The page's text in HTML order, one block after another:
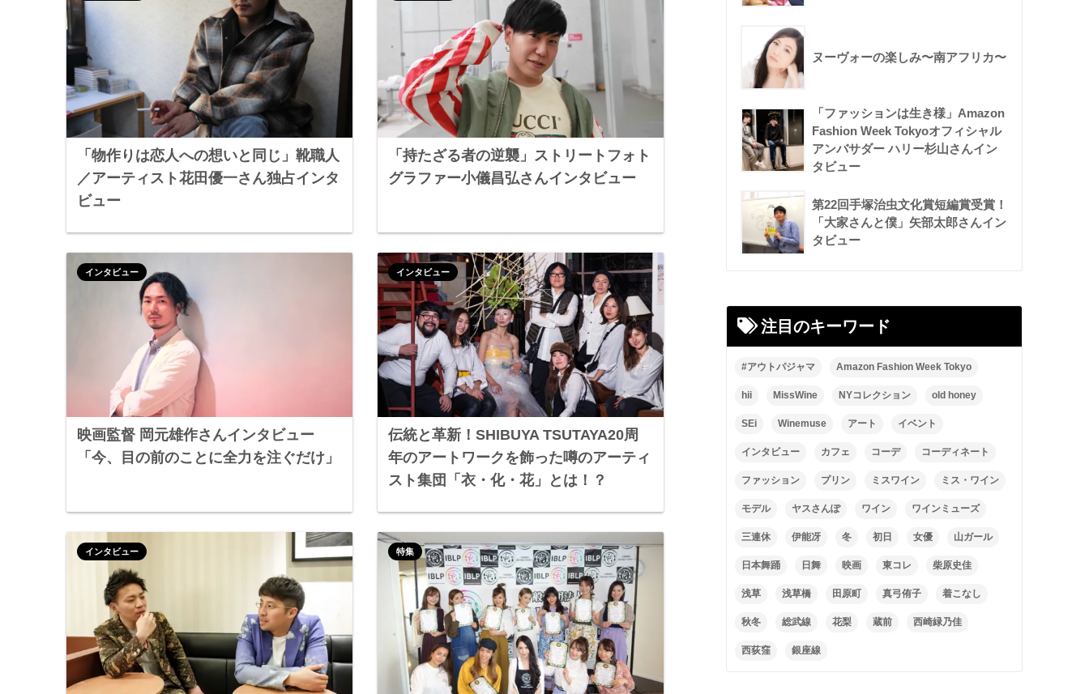
「物作りは恋人への想いと同じ」靴職人
／アーティスト花田優一さん独占インタ
ビュー
「持たざる者の逆襲」ストリートフォト
グラファー小儀昌弘さんインタビュー
映画監督 岡元雄作さんインタビュー
「今、目の前のことに全力を注ぐだけ」
インタビュー
伝統と革新！SHIBUYA TSUTAYA20周
年のアートワークを飾った噂のアーティ
スト集団「衣・化・花」とは！？
インタビュー
インタビュー 特集
ヌーヴォーの楽しみ〜南アフリカ〜
「ファッションは生き様」Amazon
Fashion Week Tokyoオフィシャル
アンバサダー ハリー杉山さんイン
タビュー
第22回手塚治虫文化賞短編賞受賞！
「大家さんと僕」矢部太郎さんイン
タビュー
注目のキーワード
#アウトパジャマ Amazon Fashion Week Tokyo
hii MissWine NYコレクション old honey
SEi Winemuse アート イベント
インタビュー カフェ コーデ コーディネート
ファッション プリン ミスワイン ミス・ワイン
モデル ヤスさんぽ ワイン ワインミューズ
三連休 伊能冴 冬 初日 女優 山ガール
日本舞踊 日舞 映画 東コレ 柴原史佳
浅草 浅草橋 田原町 真弓侑子 着こなし
秋冬 総武線 花梨 蔵前 西崎緑乃佳
西荻窪 銀座線